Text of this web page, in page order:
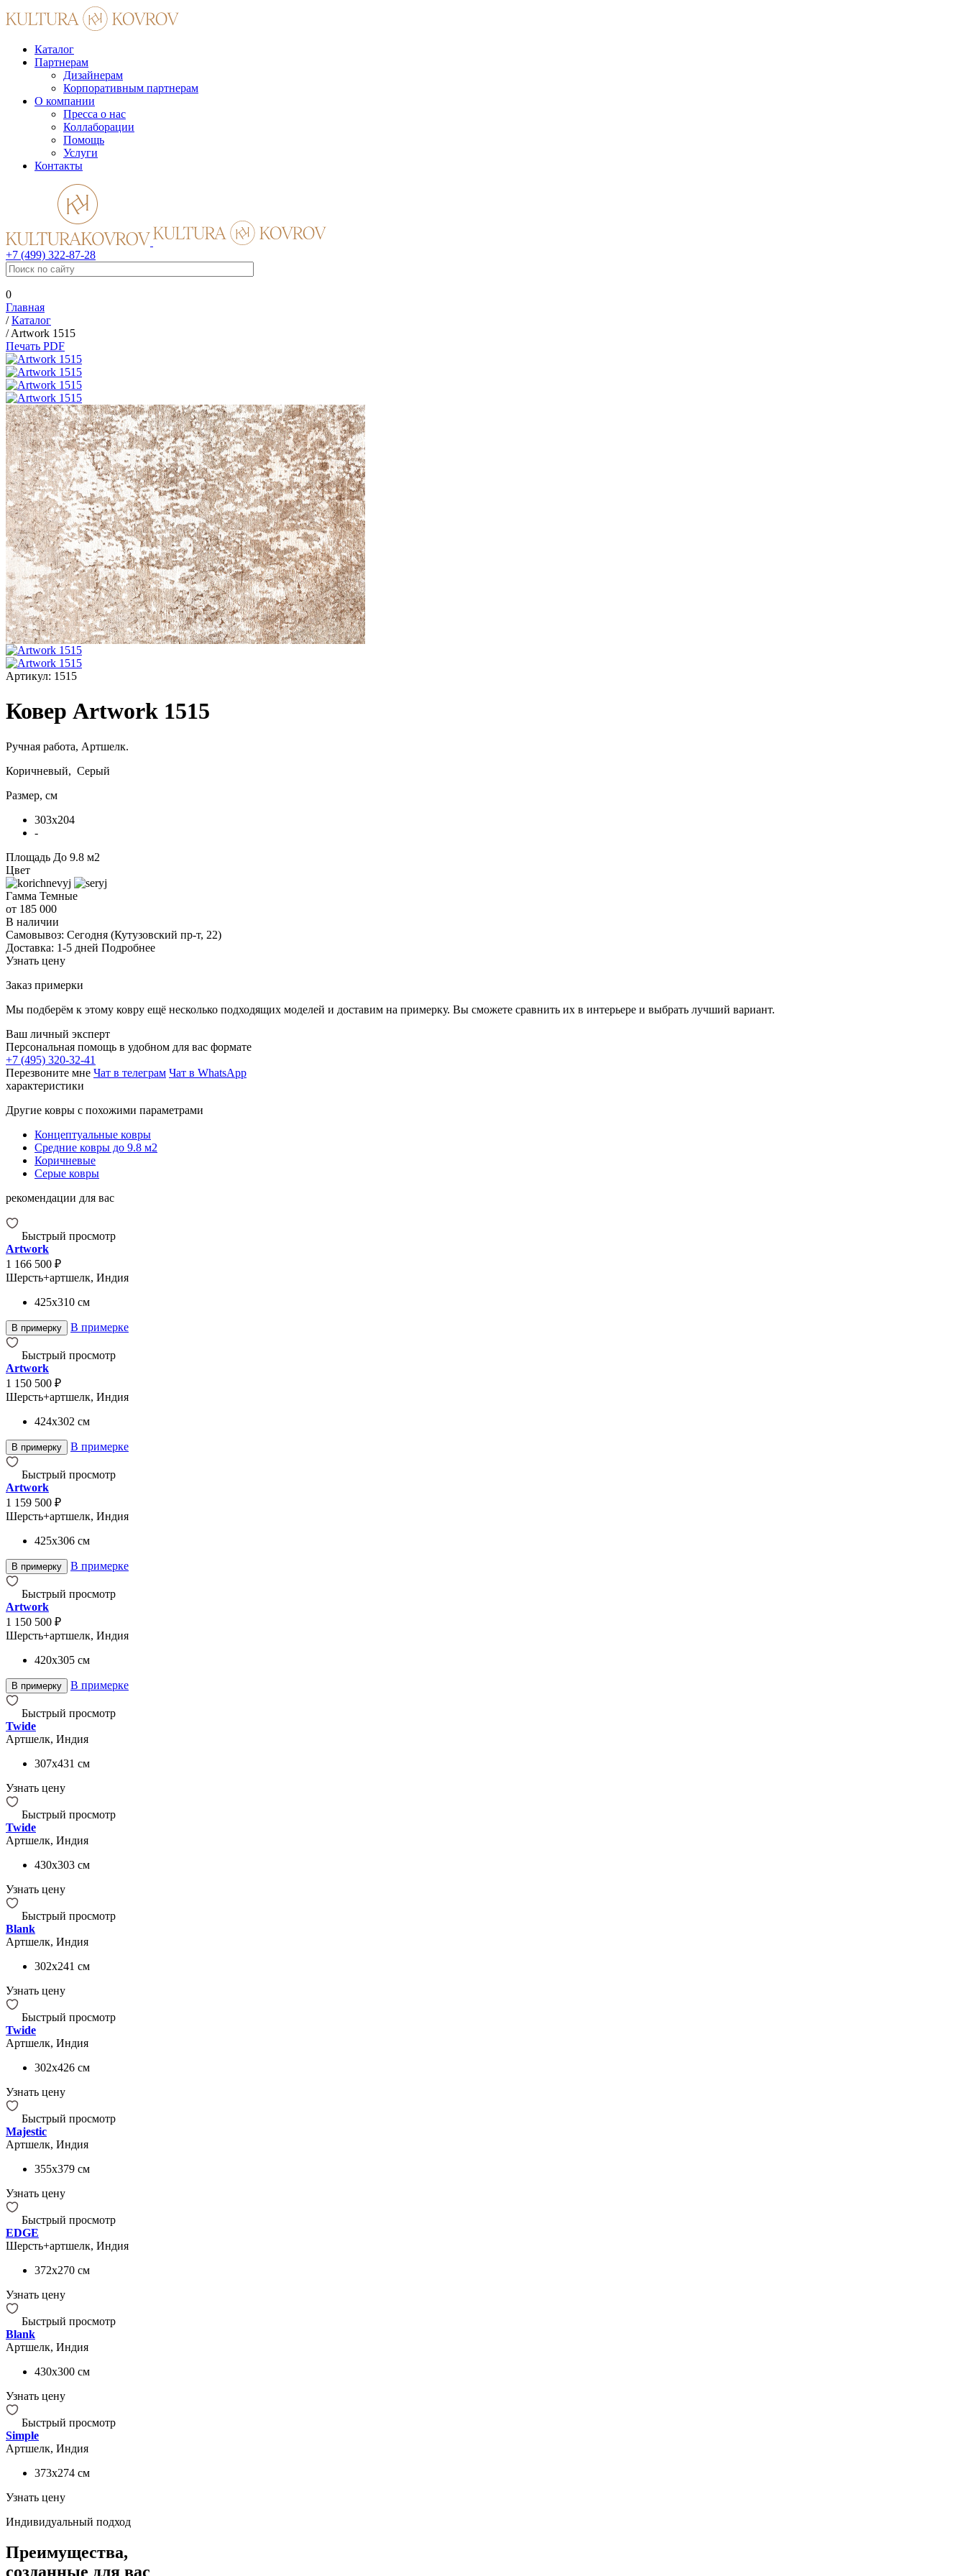
Каталог
Партнерам
Дизайнерам
Корпоративным партнерам
О компании
Пресса о нас
Коллаборации
Помощь
Услуги
Контакты
+7 (499) 322-87-28
0
Главная
/Каталог
/Artwork 1515
Печать PDF
Артикул: 1515
Ковер Artwork 1515
Ручная работа, Артшелк.
Коричневый, Серый
Размер, см
303x204
-
Площадь До 9.8 м2
Цвет
Гамма Темные
от 185 000
В наличии
Самовывоз: Сегодня (Кутузовский пр-т, 22)
Доставка: 1-5 дней Подробнее
Узнать цену
Заказ примерки
Мы подберём к этому ковру ещё несколько подходящих моделей и доставим на примерку. Вы сможете сравнить их в интерьере и выбрать лучший вариант.
Ваш личный эксперт
Персональная помощь в удобном для вас формате
+7 (495) 320-32-41
Перезвоните мне Чат в телеграм Чат в WhatsApp
характеристики
Другие ковры с похожими параметрами
Концептуальные ковры
Средние ковры до 9.8 м2
Коричневые
Серые ковры
рекомендации для вас
Быстрый просмотр
Artwork
1 166 500 ₽
Шерсть+артшелк, Индия
425x310 см
В примерку В примерке
Быстрый просмотр
Artwork
1 150 500 ₽
Шерсть+артшелк, Индия
424x302 см
В примерку В примерке
Быстрый просмотр
Artwork
1 159 500 ₽
Шерсть+артшелк, Индия
425x306 см
В примерку В примерке
Быстрый просмотр
Artwork
1 150 500 ₽
Шерсть+артшелк, Индия
420x305 см
В примерку В примерке
Быстрый просмотр
Twide
Артшелк, Индия
307x431 см
Узнать цену
Быстрый просмотр
Twide
Артшелк, Индия
430x303 см
Узнать цену
Быстрый просмотр
Blank
Артшелк, Индия
302x241 см
Узнать цену
Быстрый просмотр
Twide
Артшелк, Индия
302x426 см
Узнать цену
Быстрый просмотр
Majestic
Артшелк, Индия
355x379 см
Узнать цену
Быстрый просмотр
EDGE
Шерсть+артшелк, Индия
372x270 см
Узнать цену
Быстрый просмотр
Blank
Артшелк, Индия
430x300 см
Узнать цену
Быстрый просмотр
Simple
Артшелк, Индия
373x274 см
Узнать цену
Индивидуальный подход
Преимущества,
созданные для вас